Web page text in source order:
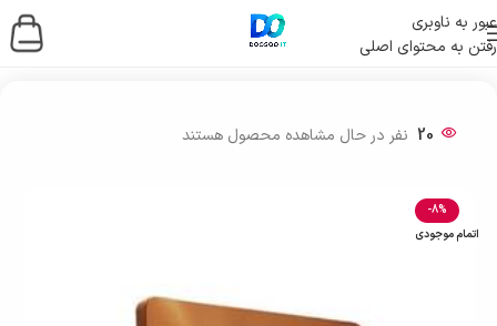
عبور به ناوبری
رفتن به محتوای اصلی
خانه/ ذخیره ساز اطلاعات
20 نفر در حال مشاهده محصول هستند
-8%
اتمام موجودی